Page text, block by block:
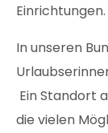
Einrichtungen.
In unseren
Ein Standort
die vielen